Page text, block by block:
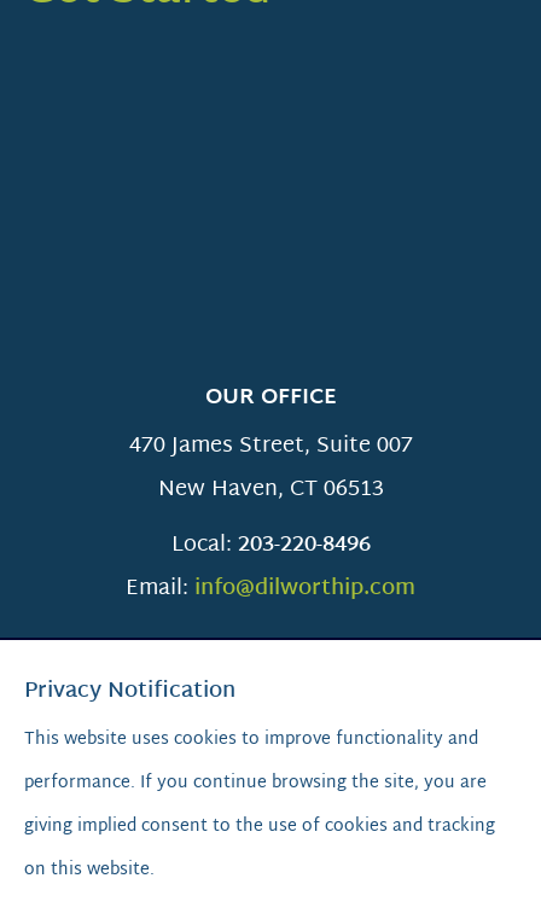
OUR OFFICE
470 James Street, Suite 007
New Haven, CT06513
Local:203-220-8496
Email: info@dilworthip.com
SCROLL TO TOP
Privacy Notification
This website uses cookies to improve functionality and
performance. If you continue browsing the site, you are
giving implied consent to the use of cookies and tracking
on this website.